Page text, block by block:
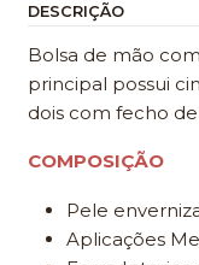
DESCRIÇÃO
Bolsa de mão
principal possui
dois com fecho
COMPOSIÇÃO
Pele
Aplicações